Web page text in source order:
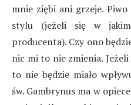
mnie ziębi ani grzeje.
stylu (jeżeli się w
producenta). Czy ono
nic mi to nie zmienia.
to nie będzie miało
św. Gambrynus ma w